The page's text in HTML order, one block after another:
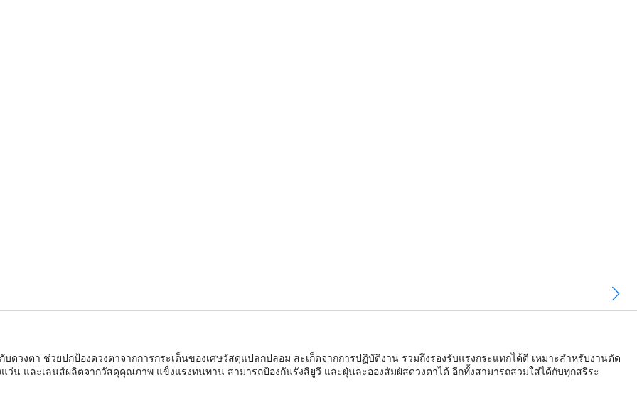
วงตา ช่วยปกป้องดวงตาจากการกระเด็นของเศษวัสดุแปลกปลอม สะเก็ดจากการปฏิบัติงาน รวมถึงรองรับแรงกระแทกได้ดี เหมาะสำหรับงานตัด
ว่น และเลนส์ผลิตจากวัสดุคุณภาพ แข็งแรงทนทาน สามารถป้องกันรังสียูวี และฝุ่นละอองสัมผัสดวงตาได้ อีกทั้งสามารถสวมใส่ได้กับทุกสรีระ